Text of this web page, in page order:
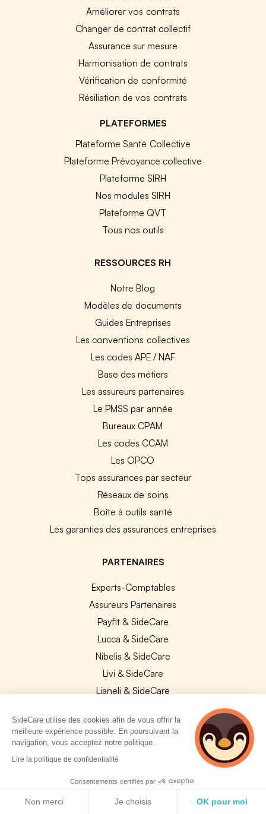
Améliorer vos contrats
Changer de contrat collectif
Assurance sur mesure
Harmonisation de contrats
Vérification de conformité
Résiliation de vos contrats
PLATEFORMES
Plateforme Santé Collective
Plateforme Prévoyance collective
Plateforme SIRH
Nos modules SIRH
Plateforme QVT
Tous nos outils
RESSOURCES RH
Notre Blog
Modèles de documents
Guides Entreprises
Les conventions collectives
Les codes APE / NAF
Base des métiers
Les assureurs partenaires
Le PMSS par année
Bureaux CPAM
Les codes CCAM
Les OPCO
Tops assurances par secteur
Réseaux de soins
Boîte à outils santé
Les garanties des assurances entreprises
PARTENAIRES
Experts-Comptables
Assureurs Partenaires
Payfit & SideCare
Lucca & SideCare
Nibelis & SideCare
Livi & SideCare
Lianeli & SideCare
API & INTEGRATIONS
API SideCare
Les SIRH / Systèmes de paie connectés
A PROPOS
SideCare utilise des cookies afin de vous offrir la
meilleure expérience possible. En poursuivant la
navigation, vous acceptez notre politique.
Lire la politique de confidentialité
Consentements certifiés par
Non merci Je choisis OK pour moi
2 personnes
consultent
actuellement cette